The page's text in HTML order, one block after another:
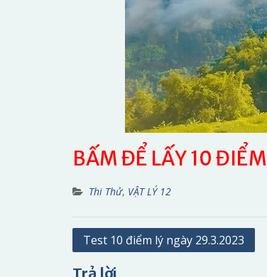
BẤM ĐỂ LẤY 10 ĐIỂM
Thi Thử, VẬT LÝ 12
Điều
Test 10 điểm lý ngày 29.3.2023
Trả lời